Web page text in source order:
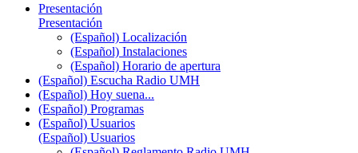
Presentación
Presentación
(Español) Localización
(Español) Instalaciones
(Español) Horario de apertura
(Español) Escucha Radio UMH
(Español) Hoy suena...
(Español) Programas
(Español) Usuarios
(Español) Usuarios